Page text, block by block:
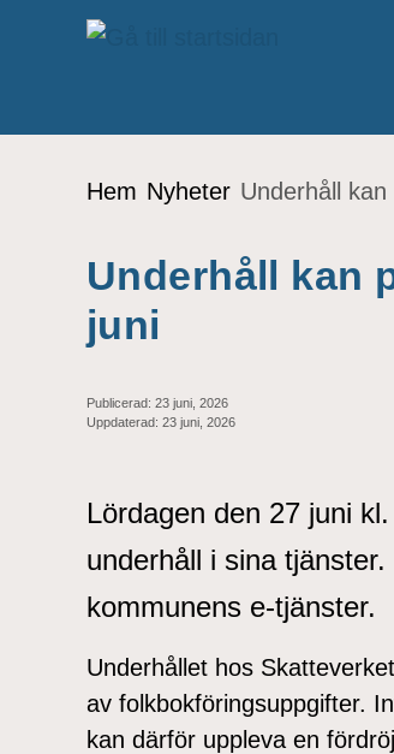
Gå till innehåll
Du är här:
Hem Nyheter Underhåll
Underhåll kan
juni
Publicerad: 23 juni, 2026
Uppdaterad: 23 juni, 2026
Lördagen den 27 juni
underhåll i sina
kommunens e‑tjänster.
Underhållet hos
av folkbokföringsuppgifter.
kan därför uppleva en